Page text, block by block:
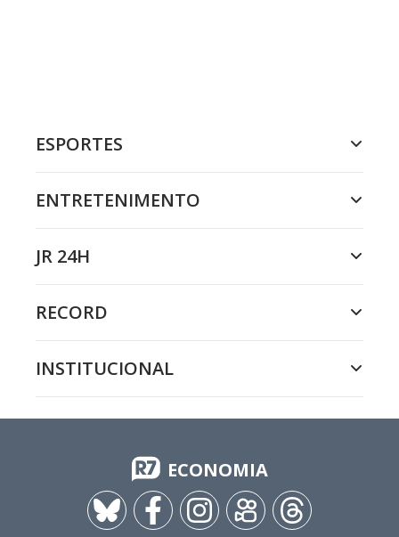
ESPORTES
ENTRETENIMENTO
JR 24H
RECORD
INSTITUCIONAL
ECONOMIA